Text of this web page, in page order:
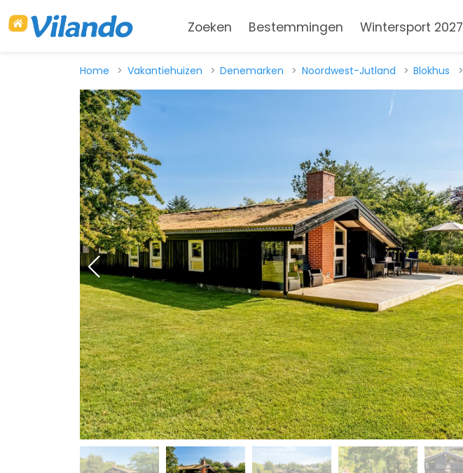
Zoeken Bestemmingen Wintersport 2027
Home Vakantiehuizen Denemarken Noordwest-Jutland Blokhus